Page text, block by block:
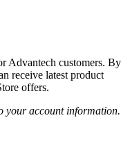
Advantech customers. By
receive latest product
offers.
your account information.